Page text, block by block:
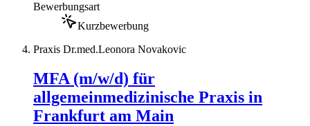
Bewerbungsart
Kurzbewerbung
Praxis Dr.med.Leonora Novakovic
MFA (m/w/d) für
allgemeinmedizinische Praxis in
Frankfurt am Main